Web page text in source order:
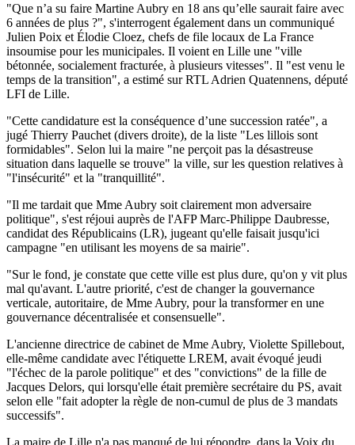
"Que n’a su faire Martine Aubry en 18 ans qu’elle saurait faire avec
6 années de plus ?", s'interrogent également dans un communiqué
Julien Poix et Élodie Cloez, chefs de file locaux de La France
insoumise pour les municipales. Il voient en Lille une "ville
bétonnée, socialement fracturée, à plusieurs vitesses". Il "est venu le
temps de la transition", a estimé sur RTL Adrien Quatennens, député
LFI de Lille.
"Cette candidature est la conséquence d’une succession ratée", a
jugé Thierry Pauchet (divers droite), de la liste "Les lillois sont
formidables". Selon lui la maire "ne perçoit pas la désastreuse
situation dans laquelle se trouve" la ville, sur les question relatives à
"l'insécurité" et la "tranquillité".
"Il me tardait que Mme Aubry soit clairement mon adversaire
politique", s'est réjoui auprès de l'AFP Marc-Philippe Daubresse,
candidat des Républicains (LR), jugeant qu'elle faisait jusqu'ici
campagne "en utilisant les moyens de sa mairie".
"Sur le fond, je constate que cette ville est plus dure, qu'on y vit plus
mal qu'avant. L'autre priorité, c'est de changer la gouvernance
verticale, autoritaire, de Mme Aubry, pour la transformer en une
gouvernance décentralisée et consensuelle".
L'ancienne directrice de cabinet de Mme Aubry, Violette Spillebout,
elle-même candidate avec l'étiquette LREM, avait évoqué jeudi
"l'échec de la parole politique" et des "convictions" de la fille de
Jacques Delors, qui lorsqu'elle était première secrétaire du PS, avait
selon elle "fait adopter la règle de non-cumul de plus de 3 mandats
successifs".
La maire de Lille n'a pas manqué de lui répondre, dans la Voix du